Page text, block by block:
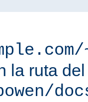
la ruta